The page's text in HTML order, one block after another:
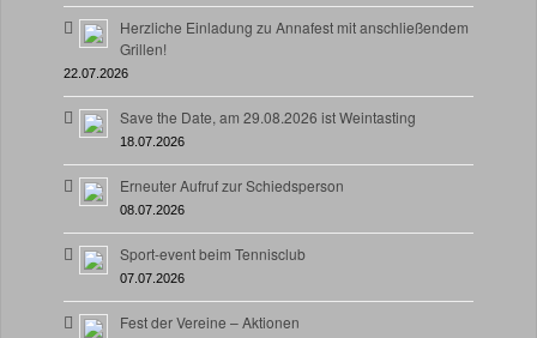
Herzliche Einladung zu Annafest mit anschließendem
Grillen!
22.07.2026
Save the Date, am 29.08.2026 ist Weintasting
18.07.2026
Erneuter Aufruf zur Schiedsperson
08.07.2026
Sport-event beim Tennisclub
07.07.2026
Fest der Vereine – Aktionen